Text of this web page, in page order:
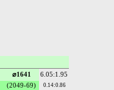
⌀1641
6.05:1.95
(2049-69) 0.14:0.86